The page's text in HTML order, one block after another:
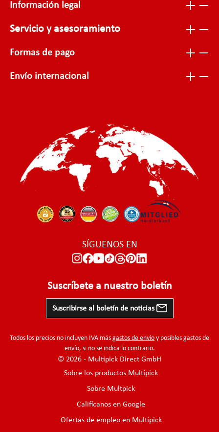
Información legal
Servicio y asesoramiento
Formas de pago
Envío internacional
SÍGUENOS EN
Suscríbete a nuestro boletín
Suscribirse al boletín de noticias
Todos los precios no incluyen IVA más gastos de envío y posibles gastos de
envío, si no se indica lo contrario.
© 2026 - Multipick Direct GmbH
Sobre los productos Multipick
Sobre Multpick
Califícanos en Google
Ofertas de empleo en Multipick